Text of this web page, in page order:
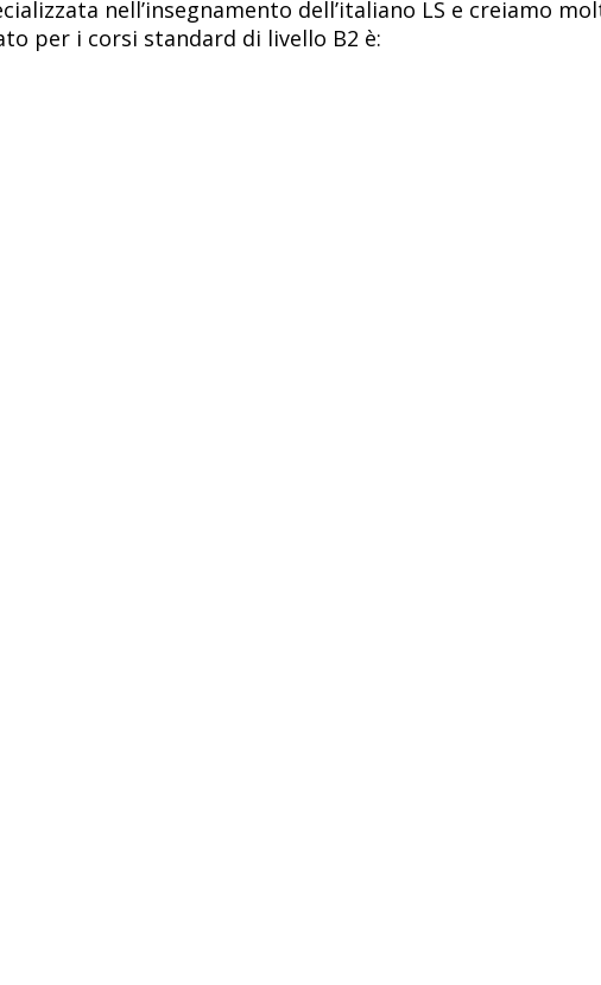
nell’insegnamento dell’italiano LS e creiamo
per i corsi standard di livello B2 è: